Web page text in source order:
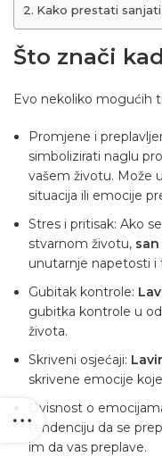
Kako prestati sanjati
Što znači
Evo nekoliko mogućih
Promjene i
simbolizirati naglu
vašem životu. Može
situacija ili emocije
Stres i pritisak: Ako
stvarnom životu,
unutarnje napetosti i
Gubitak kontrole:
gubitka kontrole u
života.
Skriveni osjećaji:
skrivene emocije
Ovisnost o
tendenciju da se
im da vas preplave.